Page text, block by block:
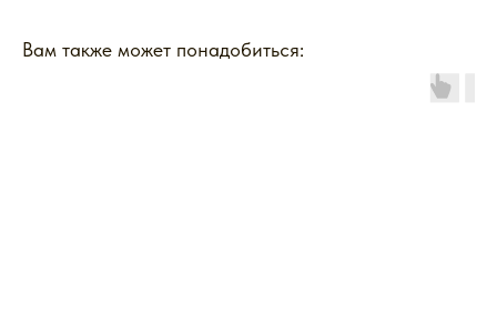
Вам также может понадобиться: